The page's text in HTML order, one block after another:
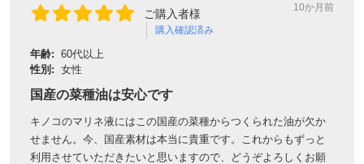
ご購入者様
購入確認済み
10か月前
年齢: 60代以上
性別: 女性
国産の菜種油は安心です
キノコのマリネ液にはこの国産の菜種からつくられた油が欠か
せません。今、国産素材は本当に貴重です。これからもずっと
利用させていただきたいと思いますので、どうぞよろしくお願